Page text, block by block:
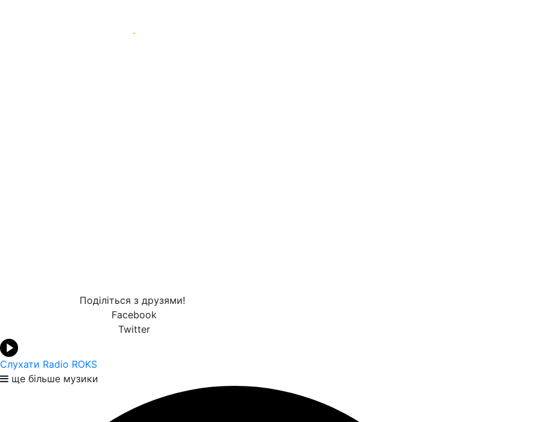
-
Поділіться з друзями!
Facebook
Twitter
Слухати Radio ROKS
ще більше музики